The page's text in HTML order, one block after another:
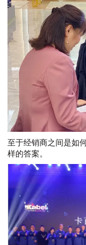
至于经销商之间是如
样的答案。